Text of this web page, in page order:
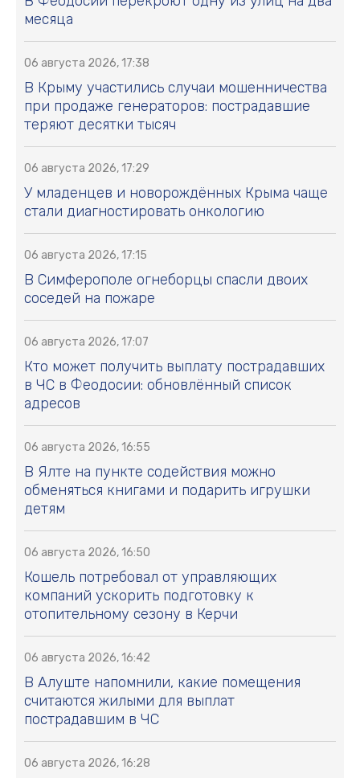
месяца
06 августа 2026, 17:38
В Крыму участились случаи мошенничества
при продаже генераторов: пострадавшие
теряют десятки тысяч
06 августа 2026, 17:29
У младенцев и новорождённых Крыма чаще
стали диагностировать онкологию
06 августа 2026, 17:15
В Симферополе огнеборцы спасли двоих
соседей на пожаре
06 августа 2026, 17:07
Кто может получить выплату пострадавших
в ЧС в Феодосии: обновлённый список
адресов
06 августа 2026, 16:55
В Ялте на пункте содействия можно
обменяться книгами и подарить игрушки
детям
06 августа 2026, 16:50
Кошель потребовал от управляющих
компаний ускорить подготовку к
отопительному сезону в Керчи
06 августа 2026, 16:42
В Алуште напомнили, какие помещения
считаются жилыми для выплат
пострадавшим в ЧС
06 августа 2026, 16:28